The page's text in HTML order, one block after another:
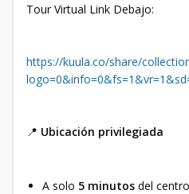
Tour Virtual Link Debajo:
https://kuula.co/share/
📍 Ubicación privilegiada
A solo 5 minutos del